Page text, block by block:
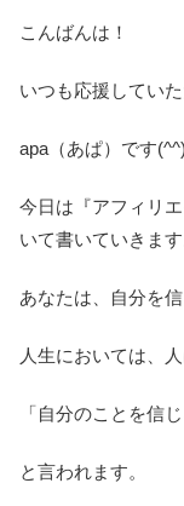
こんばんは！
いつも応援してい
apa（あぱ）です(^^)
今日は『アフィリ
いて書いていきます
あなたは、自分を
人生においては、人
「自分のことを信じ
と言われます。